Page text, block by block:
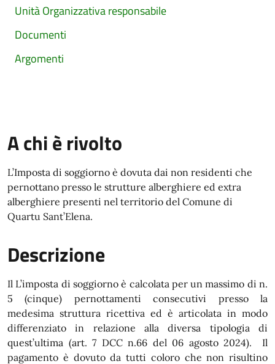
Unità Organizzativa responsabile
Documenti
Argomenti
A chi è rivolto
L’Imposta di soggiorno è dovuta dai non residenti che
pernottano presso le strutture alberghiere ed extra
alberghiere presenti nel territorio del Comune di
Quartu Sant’Elena.
Descrizione
Il L’imposta di soggiorno è calcolata per un massimo di n.
5 (cinque) pernottamenti consecutivi presso la
medesima struttura ricettiva ed è articolata in modo
differenziato in relazione alla diversa tipologia di
quest’ultima (art. 7 DCC n.66 del 06 agosto 2024). Il
pagamento è dovuto da tutti coloro che non risultino